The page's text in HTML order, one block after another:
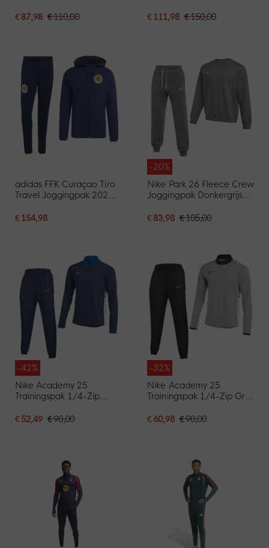
€ 87,98 € 110,00
€ 111,98 € 150,00
adidas FFK Curaçao Tiro
Travel Joggingpak 2026-
€ 154,98
-20%
Nike Park 26 Fleece Crew
Joggingpak Donkergrijs
€ 83,98 € 105,00
-42%
Nike Academy 25
Trainingspak 1/4-Zip
€ 52,49 € 90,00
-32%
Nike Academy 25
Trainingspak 1/4-Zip Grijs
€ 60,98 € 90,00